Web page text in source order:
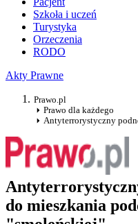
Szkoła i uczeń
Turystyka
Orzeczenia
RODO
Akty Prawne
Prawo.pl
Prawo dla każdego
Antyterrorystyczny
do mieszkania